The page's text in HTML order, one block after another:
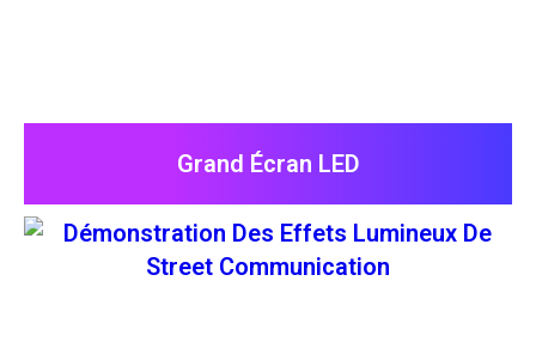
Grand Écran LED